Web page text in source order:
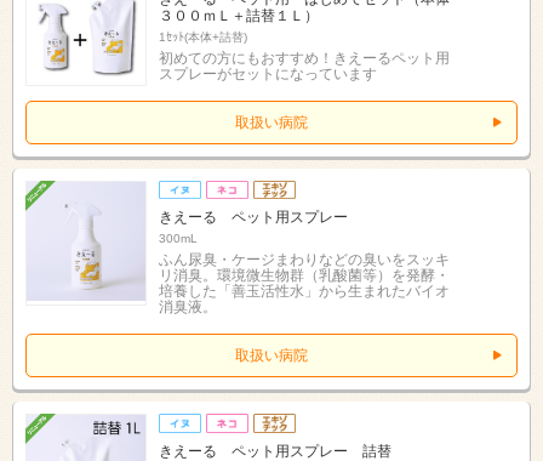
３００ｍＬ＋詰替１Ｌ）
1ｾｯﾄ(本体+詰替)
初めての方にもおすすめ！きえーるペット用
スプレーがセットになっています
取扱い病院
きえーる ペット用スプレー
300mL
ふん尿臭・ケージまわりなどの臭いをスッキ
リ消臭。環境微生物群（乳酸菌等）を発酵・
培養した「善玉活性水」から生まれたバイオ
消臭液。
取扱い病院
きえーる ペット用スプレー 詰替